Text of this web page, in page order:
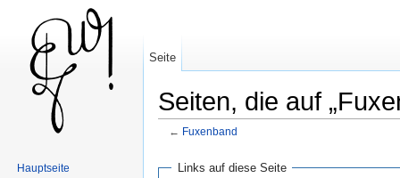
Seiten, die auf
← Fuxenband
Links auf diese Seite
Seite
Hauptseite